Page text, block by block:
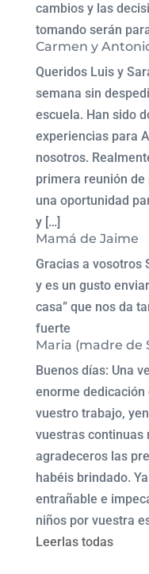
cambios y las
tomando serán
Carmen y
Queridos Luis y
semana sin
escuela. Han sido
experiencias para
nosotros.
primera reunión de
una oportunidad
y […]
Mamá de Jaime
Gracias a vosotros
y es un gusto
casa” que nos da
fuerte
Maria (madre de
Buenos días: Una
enorme
vuestro trabajo,
vuestras continuas
agradeceros las
habéis brindado.
entrañable e
niños por vuestra
Leerlas todas